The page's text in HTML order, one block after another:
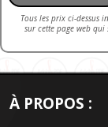
Tous les prix ci-dessus
sur cette page web
À PROPOS :